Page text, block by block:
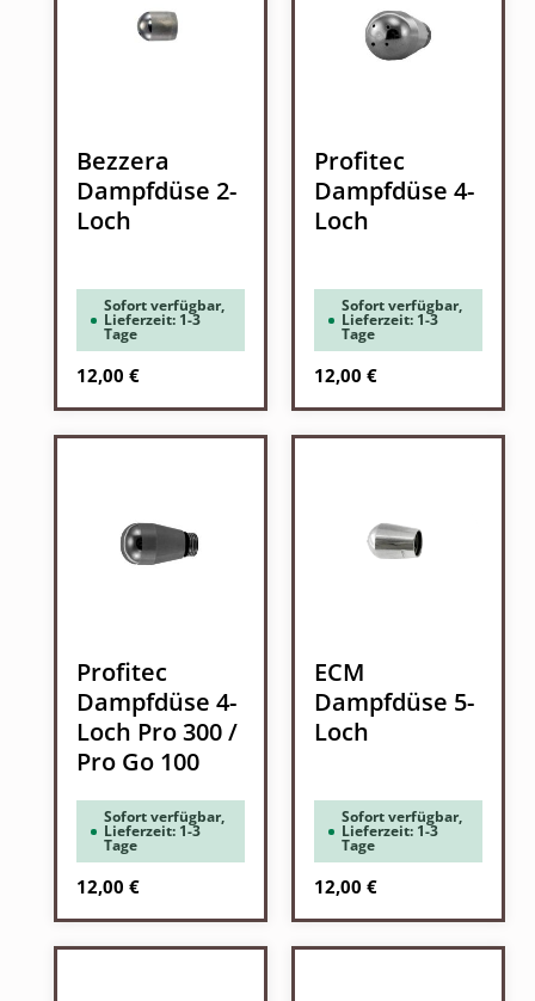
Bezzera
Dampfdüse 2-
Loch
Sofort verfügbar,
Lieferzeit: 1-3
Tage
Regulärer Preis:
12,00 €
Profitec
Dampfdüse 4-
Loch
Sofort verfügbar,
Lieferzeit: 1-3
Tage
Regulärer Preis:
12,00 €
Profitec
Dampfdüse 4-
Loch Pro 300 /
Pro Go 100
Sofort verfügbar,
Lieferzeit: 1-3
Tage
Regulärer Preis:
12,00 €
ECM
Dampfdüse 5-
Loch
Sofort verfügbar,
Lieferzeit: 1-3
Tage
Regulärer Preis:
12,00 €